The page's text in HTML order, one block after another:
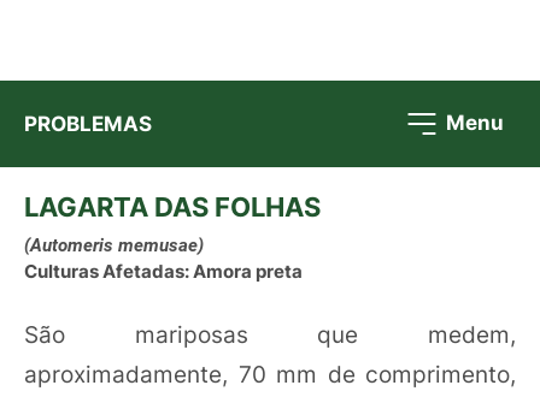
PROBLEMAS Menu
LAGARTA DAS FOLHAS
(Automeris memusae)
Culturas Afetadas: Amora preta
São mariposas que medem,
aproximadamente, 70 mm de comprimento,